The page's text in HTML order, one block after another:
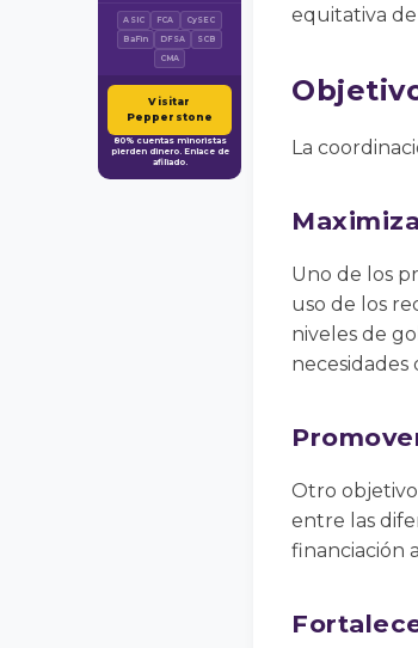
ASIC FCA
CySEC
BaFin
DFSA
SCB
CMA
Visitar
Pepperstone
80% cuentas minoristas
pierden dinero. Enlace de
afiliado.
equitativa
La
Uno de los
uso de los
niveles de
necesidades
Otro
entre las
financiación